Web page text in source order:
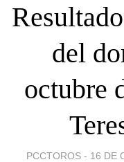
del
octubre
PCCTOROS - 16 DE